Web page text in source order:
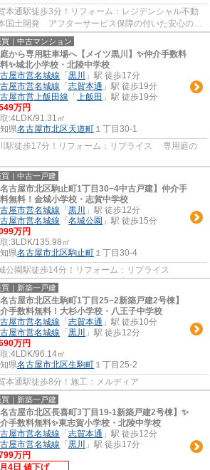
本通駅徒歩3分！リフォーム：レジデンシャル不動
国土開発 アフターサービス保障の付いた安心のリ
買｜中古マンション
から専用駐車場へ【メイツ黒川】✨️仲介手数料
✨️城北小学校・北陵中学校
屋市営名城線 「 黒川
」駅 徒歩17分
屋市営名城線 「 志賀本通 」駅 徒歩19分
屋市営上飯田線 「 上飯田 」駅 徒歩19分
万円
:4LDK/91.31㎡
県名古屋市北区天道町 １丁目30-1
駅徒歩17分！リフォーム：リプライス 専用庭の
買｜中古一戸建
名古屋市北区駒止町1丁目30−4中古戸建】仲介手
無料！金城小学校・志賀中学校
屋市営名城線 「 黒川
」駅 徒歩12分
屋市営名城線 「 名城公園 」駅 徒歩15分
万円
:3LDK/135.98㎡
県名古屋市北区駒止町 １丁目30-4
公園駅徒歩14分！リフォーム：リプライス
買｜新築一戸建
名古屋市北区生駒町1丁目25−2新築戸建2号棟】
手数料無料！大杉小学校・八王子中学校
屋市営名城線 「 志賀本通 」駅 徒歩10分
屋市営名城線 「 黒川
」駅 徒歩12分
万円
:4LDK/96.14㎡
県名古屋市北区生駒町 １丁目25-2
本通駅徒歩8分！施工：メルディア
買｜新築一戸建
名古屋市北区長喜町3丁目19-1新築戸建2号棟】✨️
手数料無料✨️東志賀小学校・北陵中学校
屋市営名城線 「 志賀本通 」駅 徒歩12分
屋市営名城線 「 黒川
」駅 徒歩17分
万円
4日 値下げ